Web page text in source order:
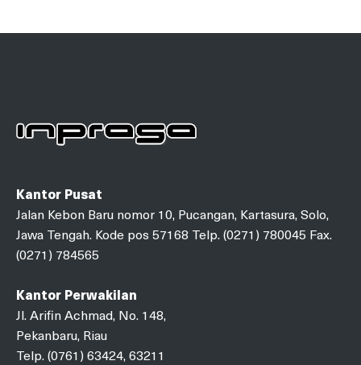
Kantor Pusat
Jalan Kebon Baru nomor 10, Pucangan, Kartasura, Solo,
Jawa Tengah. Kode pos 57168 Telp. (0271) 780045 Fax.
(0271) 784565
Kantor Perwakilan
Jl. Arifin Achmad, No. 148,
Pekanbaru, Riau
Telp. (0761) 63424, 63211